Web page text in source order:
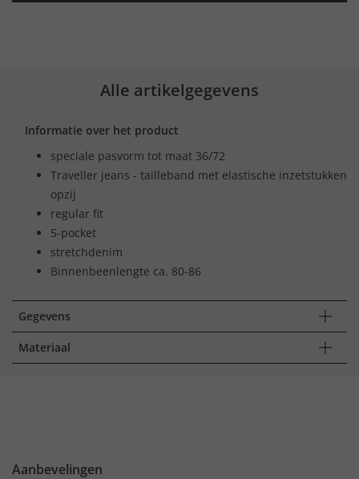
Alle artikelgegevens
Informatie over het product
speciale pasvorm tot maat 36/72
Traveller jeans - tailleband met elastische inzetstukken
opzij
regular fit
5-pocket
stretchdenim
Binnenbeenlengte ca. 80-86
Gegevens
Materiaal
Aanbevelingen